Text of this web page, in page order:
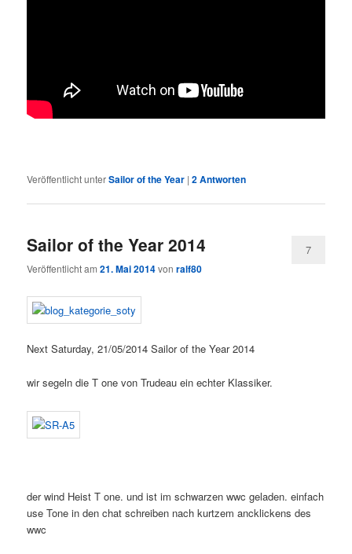
Veröffentlicht unterSailor of the Year |2Antworten
Sailor of the Year 2014
Veröffentlicht am21. Mai 2014vonralf80
7
Next Saturday, 21/05/2014 Sailor of the Year 2014
wir segeln die T one von Trudeau ein echter Klassiker.
der wind Heist T one. und ist im schwarzen wwc geladen. einfach
use Tone in den chat schreiben nach kurtzem ancklickens des
wwc